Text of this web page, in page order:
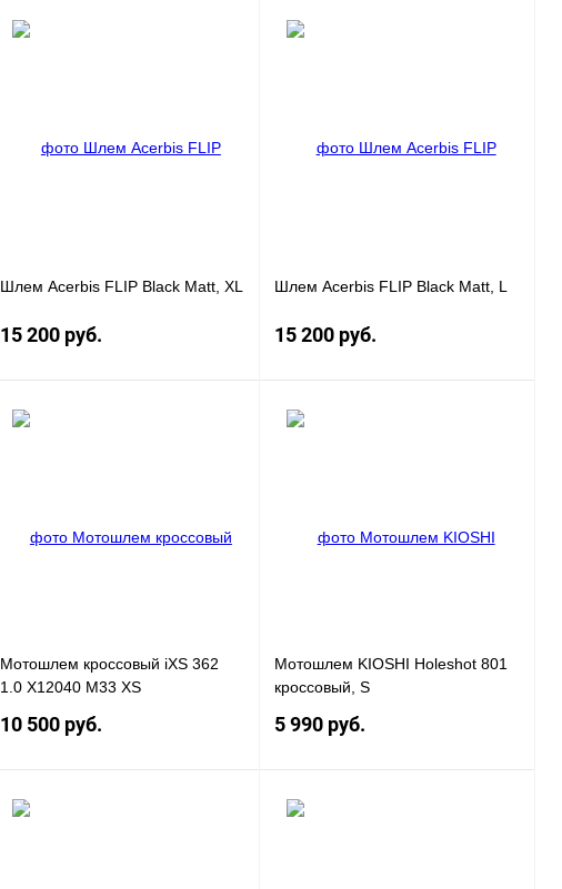
В избранное Под заказ В избранное Под заказ
Шлем Acerbis FLIP Black Matt, XL
15 200 руб.
В избранное Под заказ
Шлем Acerbis FLIP Black Matt, L
15 200 руб.
В избранное Под заказ
Мотошлем кроссовый iXS 362
1.0 X12040 M33 XS
10 500 руб.
Мотошлем KIOSHI Holeshot 801
кроссовый, S
5 990 руб.